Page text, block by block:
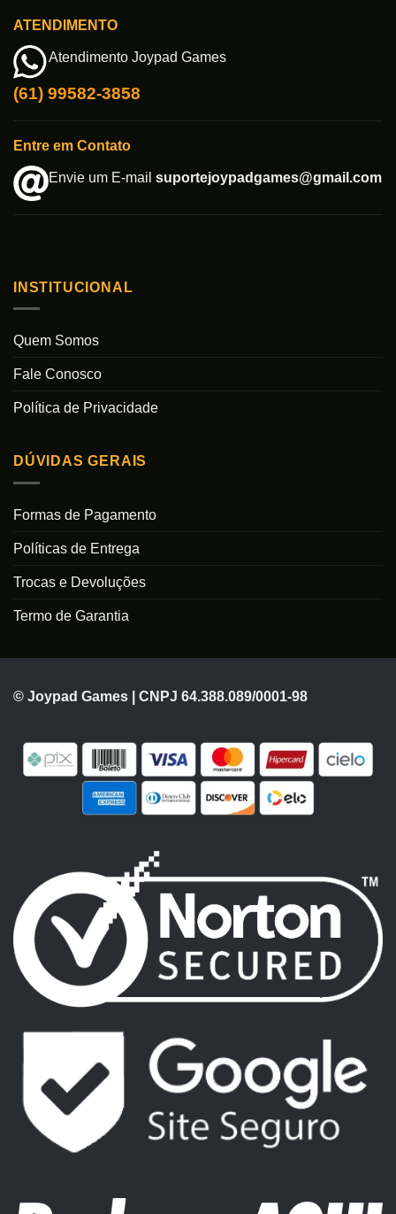
ATENDIMENTO
Atendimento Joypad Games
(61) 99582-3858
Entre em Contato
Envie um E-mail suportejoypadgames@gmail.com
INSTITUCIONAL
Quem Somos
Fale Conosco
Política de Privacidade
DÚVIDAS GERAIS
Formas de Pagamento
Políticas de Entrega
Trocas e Devoluções
Termo de Garantia
© Joypad Games | CNPJ 64.388.089/0001-98